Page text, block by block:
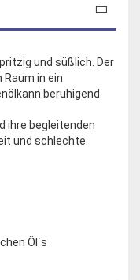
und süßlich. Der
in ein
beruhigend
ihre begleitenden
und schlechte
Öl´s